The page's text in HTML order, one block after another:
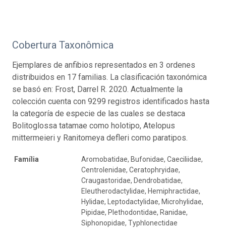
Cobertura Taxonômica
Ejemplares de anfibios representados en 3 ordenes
distribuidos en 17 familias. La clasificación taxonómica
se basó en: Frost, Darrel R. 2020. Actualmente la
colección cuenta con 9299 registros identificados hasta
la categoría de especie de las cuales se destaca
Bolitoglossa tatamae como holotipo, Atelopus
mittermeieri y Ranitomeya defleri como paratipos.
Família
Aromobatidae, Bufonidae, Caeciliidae,
Centrolenidae, Ceratophryidae,
Craugastoridae, Dendrobatidae,
Eleutherodactylidae, Hemiphractidae,
Hylidae, Leptodactylidae, Microhylidae,
Pipidae, Plethodontidae, Ranidae,
Siphonopidae, Typhlonectidae